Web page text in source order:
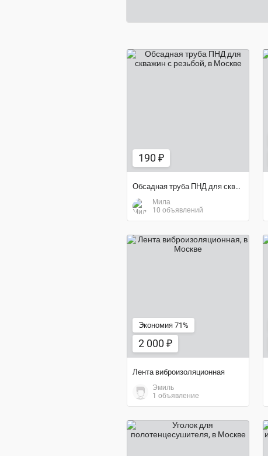
190 ₽
Обсадная труба ПНД для скважин с резьбой
Мила
10 объявлений
Экономия 71%
2 000 ₽
Лента виброизоляционная
Эмиль
1 объявление